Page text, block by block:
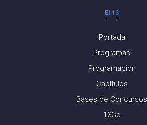
El 13
Portada
Programas
Programación
Capítulos
Bases de Concursos
13Go